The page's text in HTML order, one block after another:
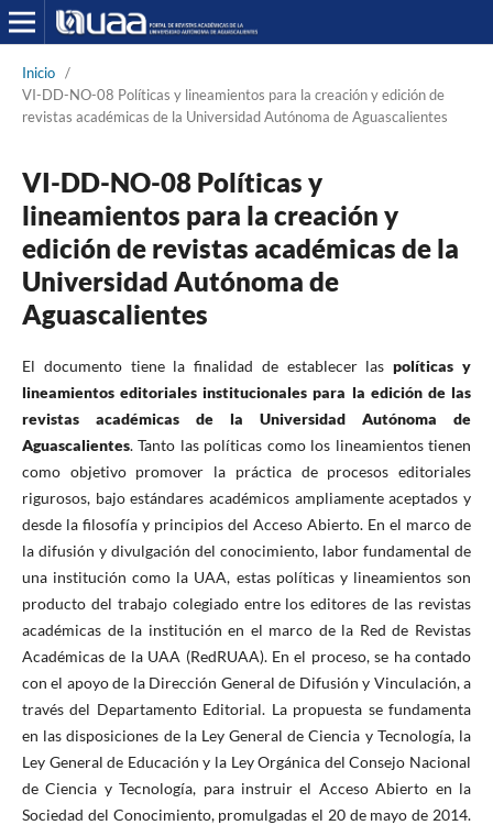
Inicio /
VI-DD-NO-08 Políticas y lineamientos para la creación y edición de
revistas académicas de la Universidad Autónoma de Aguascalientes
VI-DD-NO-08 Políticas y
lineamientos para la creación y
edición de revistas académicas de la
Universidad Autónoma de
Aguascalientes
El documento tiene la finalidad de establecer laspolíticas y
lineamientos editoriales institucionales para la edición de las
revistas académicas de la Universidad Autónoma de
Aguascalientes. Tanto las políticas como los lineamientos tienen
como objetivo promover la práctica de procesos editoriales
rigurosos, bajo estándares académicos ampliamente aceptados y
desde la filosofía y principios del Acceso Abierto. En el marco de
la difusión y divulgación del conocimiento, labor fundamental de
una institución como la UAA, estas políticas y lineamientos son
producto del trabajo colegiado entre los editores de las revistas
académicas de la institución en el marco de la Red de Revistas
Académicas de la UAA (RedRUAA). En el proceso, se ha contado
con el apoyo de la Dirección General de Difusión y Vinculación, a
través del Departamento Editorial. La propuesta se fundamenta
en las disposiciones de la Ley General de Ciencia y Tecnología, la
Ley General de Educación y la Ley Orgánica del Consejo Nacional
de Ciencia y Tecnología, para instruir el Acceso Abierto en la
Sociedad del Conocimiento, promulgadas el 20 de mayo de 2014.